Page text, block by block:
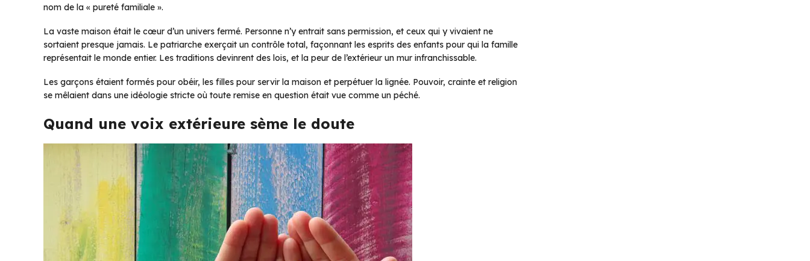
nom de la « pureté familiale ».
La vaste maison était le cœur d’un univers fermé. Personne n’y entrait sans permission, et ceux qui y vivaient ne
sortaient presque jamais. Le patriarche exerçait un contrôle total, façonnant les esprits des enfants pour qui la famille
représentait le monde entier. Les traditions devinrent des lois, et la peur de l’extérieur un mur infranchissable.
Les garçons étaient formés pour obéir, les filles pour servir la maison et perpétuer la lignée. Pouvoir, crainte et religion
se mêlaient dans une idéologie stricte où toute remise en question était vue comme un péché.
Quand une voix extérieure sème le doute